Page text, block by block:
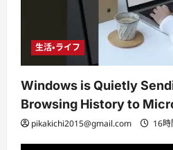
生活・ライフ
Windows is Quietly
Browsing History to
pikakichi2015@gmail.com 16